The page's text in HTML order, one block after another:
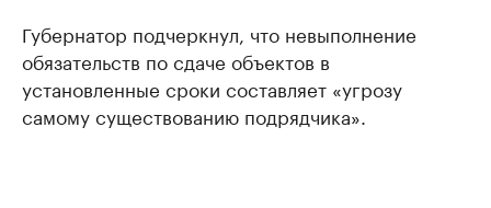
Губернатор подчеркнул, что невыполнение
обязательств по сдаче объектов в
установленные сроки составляет «угрозу
самому существованию подрядчика».